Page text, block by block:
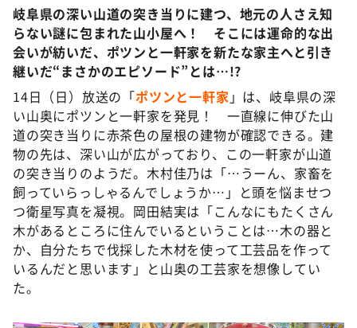
て真剣です
探偵！ナイトスクープ
news おかえり
河合＆A.B.C-Z塚田×福井アナ「なんでやねん！？」
（news おかえり）
DAIGOも台所 ～きょうの献立 何にする？～
本日はダイアンなり！シーズン２
朝だ！生です旅サラダ
教えて！ニュースライブ 正義のミカタ
ＬＩＦＥ～夢のカタチ～
新婚さんいらっしゃい！
ザキ山小屋本館
岐阜県の深い山道の突き当りに建つ、地元の人さえ知
らない謎に包まれた山小屋へ！ そこには運命的な出
会いが紡いだ、ポツンと一軒家を新たな家主へと引き
継いだ“まさかのエピソード”とは…!?
14日（日）放送の「ポツンと一軒家 」は、岐阜県の深
い山奥にポツンと一軒家を発見！ 一直線に伸びた山
道の突き当りに赤茶色の屋根の建物が確認できる。建
物の先は、深い山が広がっており、この一軒家が山道
の突き当りのようだ。木村佳乃は「…うーん、家畜を
飼っていらっしゃるんでしょうか…」と頭を悩ませつ
つ衛星写真を凝視。岡田結実は「こんなにもたくさん
木があるところに住んでいるということは…木の器と
か、自分たちで伐採した木材を使って工芸品を作って
いるんだと思います」と山奥の工芸家を想像してい
た。